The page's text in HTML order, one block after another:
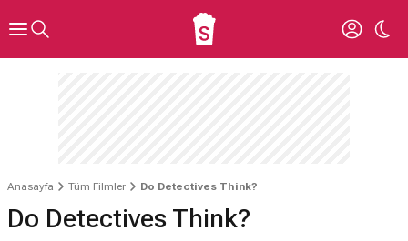
Anasayfa Tüm Filmler Do Detectives Think?
Do Detectives Think?